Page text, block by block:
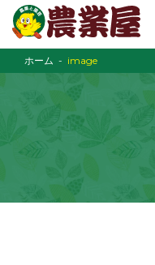
ホーム image